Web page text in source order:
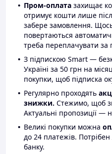
Пром-оплата захищає
отримує кошти лише
забере замовлення.
повертаються
треба переплачувати за
З підпискою Smart —
Україні за 50 грн на
покупки, щоб підписка
Регулярно проходять
знижки. Стежимо, щоб
Актуальні пропозиції —
Великі покупки можна
до 24 платежів.
банку.